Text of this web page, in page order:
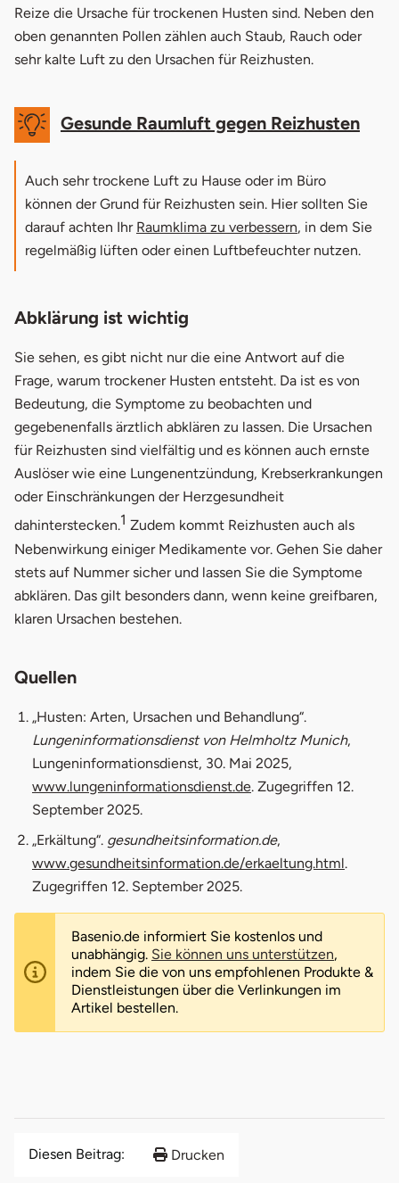
Reize die Ursache für trockenen Husten sind. Neben den
oben genannten Pollen zählen auch Staub, Rauch oder
sehr kalte Luft zu den Ursachen für Reizhusten.
Gesunde Raumluft gegen Reizhusten
Auch sehr trockene Luft zu Hause oder im Büro
können der Grund für Reizhusten sein. Hier sollten Sie
darauf achten Ihr Raumklima zu verbessern, in dem Sie
regelmäßig lüften oder einen Luftbefeuchter nutzen.
Abklärung ist wichtig
Sie sehen, es gibt nicht nur die eine Antwort auf die
Frage, warum trockener Husten entsteht. Da ist es von
Bedeutung, die Symptome zu beobachten und
gegebenenfalls ärztlich abklären zu lassen. Die Ursachen
für Reizhusten sind vielfältig und es können auch ernste
Auslöser wie eine Lungenentzündung, Krebserkrankungen
oder Einschränkungen der Herzgesundheit
dahinterstecken.1 Zudem kommt Reizhusten auch als
Nebenwirkung einiger Medikamente vor. Gehen Sie daher
stets auf Nummer sicher und lassen Sie die Symptome
abklären. Das gilt besonders dann, wenn keine greifbaren,
klaren Ursachen bestehen.
Quellen
„Husten: Arten, Ursachen und Behandlung“.
Lungeninformationsdienst von Helmholtz Munich,
Lungeninformationsdienst, 30. Mai 2025,
www.lungeninformationsdienst.deöffnet in neuem
. Zugegriffen 12.
September 2025.
„Erkältung“. gesundheitsinformation.de,
www.gesundheitsinformation.de/erkaeltung.html.
Zugegriffen 12. September 2025.
Basenio.de informiert Sie kostenlos und
unabhängig. Sie können uns unterstützen,
indem Sie die von uns empfohlenen Produkte &
Dienstleistungen über die Verlinkungen im
Artikel bestellen.
Diesen Beitrag: Drucken